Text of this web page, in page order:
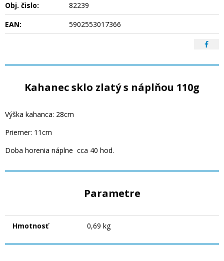
Obj. čislo:
82239
EAN:
5902553017366
Kahanec sklo zlatý s náplňou 110g
Výška kahanca: 28cm
Priemer: 11cm
Doba horenia náplne cca 40 hod.
Parametre
Hmotnosť 0,69 kg